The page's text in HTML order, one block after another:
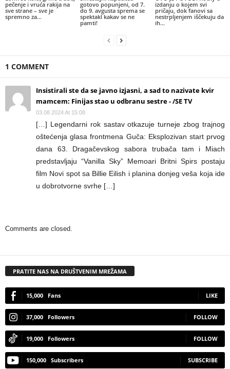
pečenje i vruća rakija na
sve strane – sve je
spremno za...
gotovo popunjeni, od 7.
do 9. avgusta sprema se
spektakl kakav se ne
pamti!
izdanju o kojem svi
pričaju, dok fanovi sa
nestrpljenjem iščekuju da
ih...
1 COMMENT
Insistirali ste da se javno izjasni, a sad to nazivate kvir
mamcem: Finijas stao u odbranu sestre - /SE TV
03.08.2024 At 15:08
[…] Legendarni rok sastav otkazuje turneje zbog trajnog
oštećenja glasa frontmena Guča: Eksplozivan start prvog
dana 63. Dragačevskog sabora trubača tam i Miach
predstavljaju “Vanilla Sky” Memoari Britni Spirs postaju
film Novi spot sa Billie Eilish i planina donjeg veša koja ide
u dobrotvorne svrhe […]
Comments are closed.
PRATITE NAS NA DRUŠTVENIM MREŽAMA
15,000 Fans LIKE
37,000 Followers FOLLOW
19,000 Followers FOLLOW
150,000 Subscribers SUBSCRIBE